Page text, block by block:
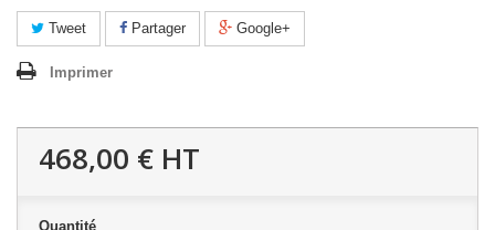
Tweet Partager Google+
Imprimer
468,00 € HT
Quantité